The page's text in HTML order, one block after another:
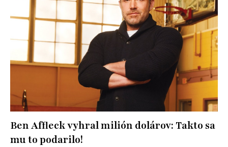
Ben Affleck vyhral milión dolárov: Takto sa
mu to podarilo!